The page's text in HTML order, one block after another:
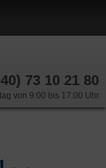
73 10 21 80
von 9:00 bis 17:00 Uhr